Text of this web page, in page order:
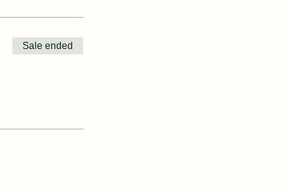
Sale ended